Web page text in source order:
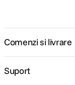
Comenzi si livrare
Suport